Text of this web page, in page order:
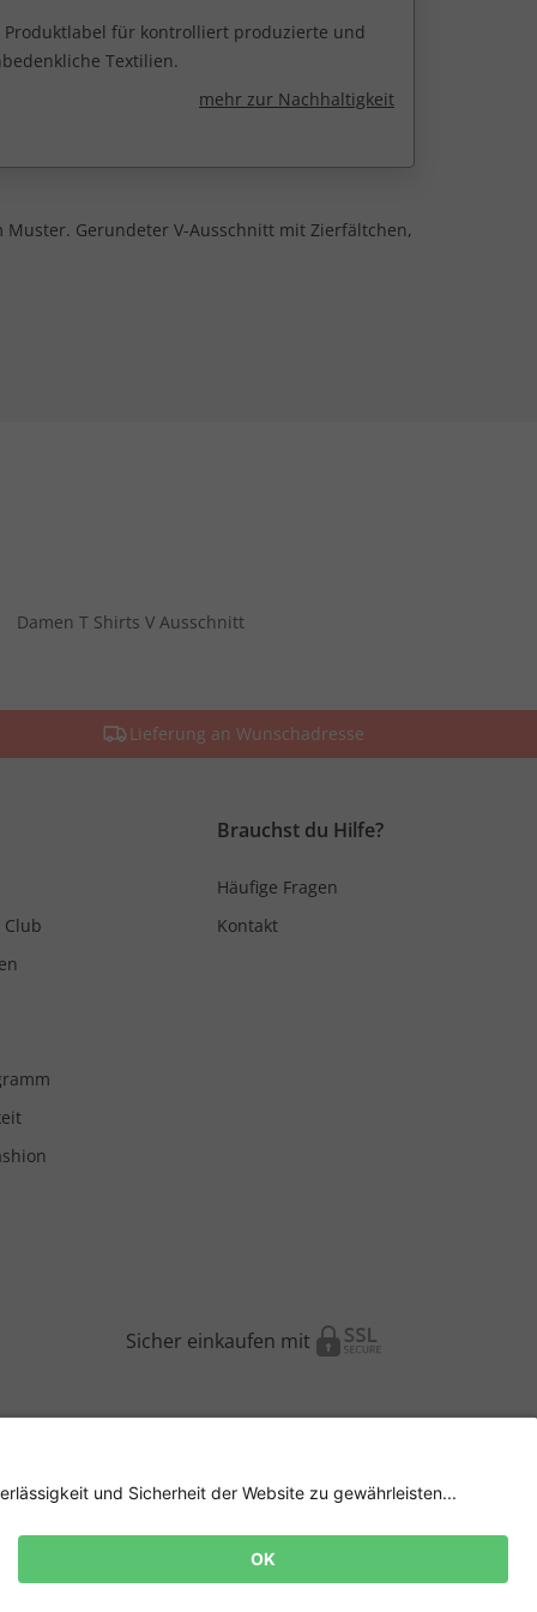
Produktlabel für kontrolliert produzierte und
Textilien.
mehr zur Nachhaltigkeit
Muster. Gerundeter V-Ausschnitt mit Zierfältchen,
Damen T Shirts V Ausschnitt
Lieferung an Wunschadresse
Club
Brauchst du Hilfe?
Häufige Fragen
Kontakt
Sicher einkaufen mit